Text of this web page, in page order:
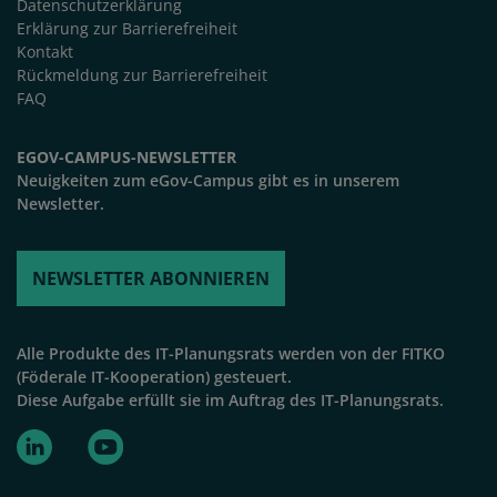
Datenschutzerklärung
Erklärung zur Barrierefreiheit
Kontakt
Rückmeldung zur Barrierefreiheit
FAQ
EGOV-CAMPUS-NEWSLETTER
Neuigkeiten zum eGov-Campus gibt es in unserem
Newsletter.
NEWSLETTER ABONNIEREN
Alle Produkte des IT-Planungsrats werden von der FITKO
(Föderale IT-Kooperation) gesteuert.
Diese Aufgabe erfüllt sie im Auftrag des IT-Planungsrats.